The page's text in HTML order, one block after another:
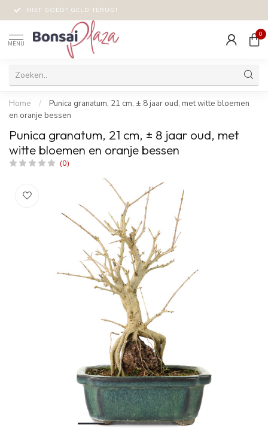
NIET GOED? GELD TERUG!
MENU
0
Home /
Punica granatum, 21 cm, ± 8 jaar oud, met witte bloemen
en oranje bessen
Punica granatum, 21 cm, ± 8 jaar oud, met
witte bloemen en oranje bessen
(0)